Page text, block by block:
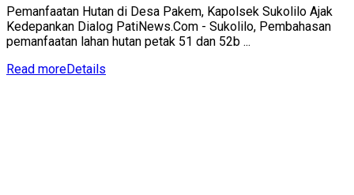
Pemanfaatan Hutan di Desa Pakem, Kapolsek Sukolilo Ajak
Kedepankan Dialog PatiNews.Com - Sukolilo, Pembahasan
pemanfaatan lahan hutan petak 51 dan 52b ...
Read moreDetails